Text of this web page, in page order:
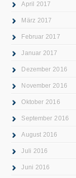
April 2017
März 2017
Februar 2017
Januar 2017
Dezember 2016
November 2016
Oktober 2016
September 2016
August 2016
Juli 2016
Juni 2016